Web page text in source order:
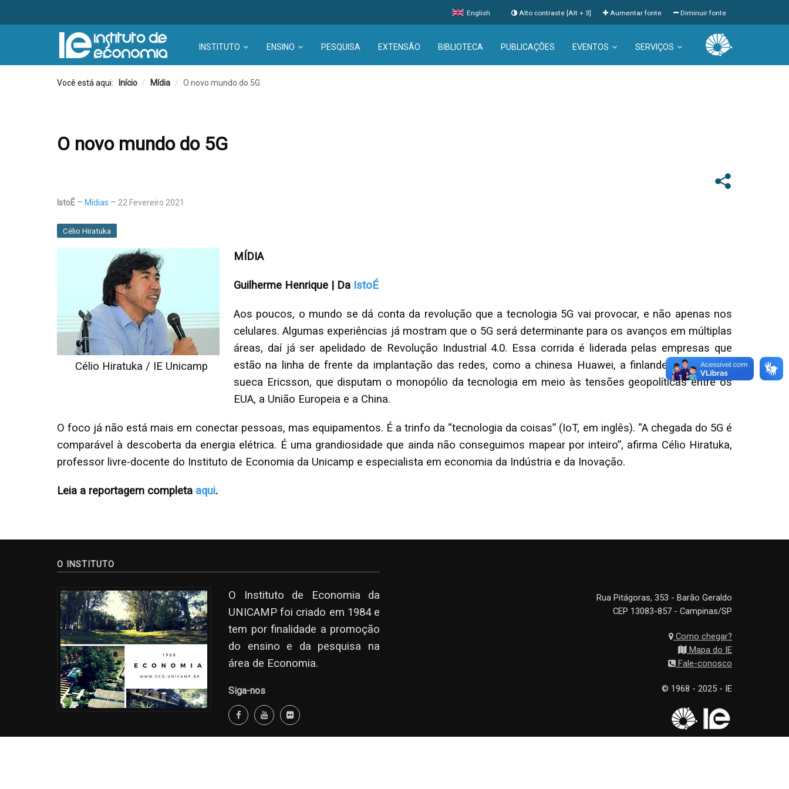
English Diminuir fonte
Aumentar fonte
Alto contraste [Alt + 3]
INSTITUTO ENSINO PESQUISA EXTENSÃO BIBLIOTECA PUBLICAÇÕES EVENTOS SERVIÇOS
Você está aqui: Início / Mídia / O novo mundo do 5G
O novo mundo do 5G
IstoÉ Mídias 22 Fevereiro 2021
Célio Hiratuka
Célio Hiratuka / IE Unicamp
MÍDIA
Guilherme Henrique | Da IstoÉ
Aos poucos, o mundo se dá conta da revolução que a tecnologia 5G vai provocar, e não apenas nos
celulares. Algumas experiências já mostram que o 5G será determinante para os avanços em múltiplas
áreas, daí já ser apelidado de Revolução Industrial 4.0. Essa corrida é liderada pelas empresas que
estão na linha de frente da implantação das redes, como a chinesa Huawei, a finlandesa Nokia e a
sueca Ericsson, que disputam o monopólio da tecnologia em meio às tensões geopolíticas entre os
EUA, a União Europeia e a China.
O foco já não está mais em conectar pessoas, mas equipamentos. É a trinfo da “tecnologia da coisas” (IoT, em inglês). “A chegada do 5G é
comparável à descoberta da energia elétrica. É uma grandiosidade que ainda não conseguimos mapear por inteiro”, afirma Célio Hiratuka,
professor livre-docente do Instituto de Economia da Unicamp e especialista em economia da Indústria e da Inovação.
Leia a reportagem completa aqui.
O INSTITUTO
O Instituto de Economia da
UNICAMP foi criado em 1984 e
tem por finalidade a promoção
do ensino e da pesquisa na
área de Economia.
Siga-nos
Rua Pitágoras, 353 - Barão Geraldo
CEP 13083-857 - Campinas/SP
Como chegar?
Mapa do IE
Fale-conosco
© 1968 - 2025 - IE